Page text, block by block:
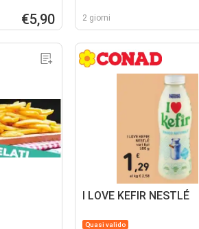
€5,90 2 giorni
I LOVE KEFIR NESTLÉ
Quasi valido